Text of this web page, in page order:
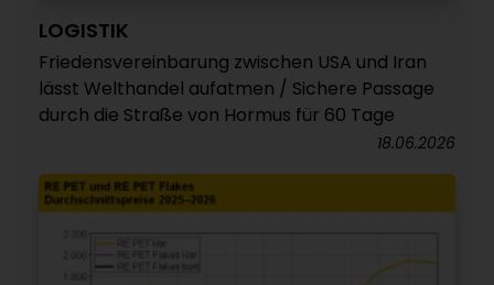
LOGISTIK
Friedensvereinbarung zwischen USA und Iran
lässt Welthandel aufatmen / Sichere Passage
durch die Straße von Hormus für 60 Tage
18.06.2026